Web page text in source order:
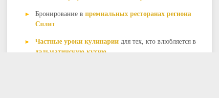
Бронирование в премиальных ресторанах региона
Сплит
Частные уроки кулинариидля тех, кто влюбляется в
дальматинскую кухню